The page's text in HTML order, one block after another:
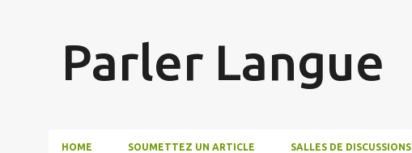
Parler Langue
HOME SOUMETTEZ UN ARTICLE SALLES DE DISCUSSIONS